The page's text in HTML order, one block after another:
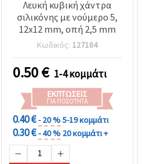
Λευκή κυβική χάντρα
σιλικόνης με νούμερο 5,
12x12 mm, οπή 2,5 mm
Κωδικός: 127184
0.50€ 1-4 κομμάτι
ΕΚΠΤΏΣΕΙΣ
ΓΙΑ ΠΟΣΌΤΗΤΑ
0.40 €- 20 %5-19 κομμάτι
0.30 €- 40 % 20 κομμάτι +